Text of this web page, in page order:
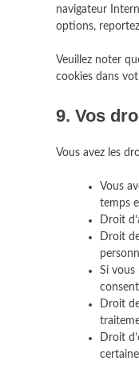
navigateur
options,
Veuillez noter
cookies dans
9. Vos
Vous avez les
Vous
temps
Droit
Droit
Si vous
Droit
Droit